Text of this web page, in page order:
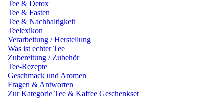
Tee & Detox
Tee & Fasten
Tee & Nachhaltigkeit
Teelexikon
Verarbeitung / Herstellung
Was ist echter Tee
Zubereitung / Zubehör
Tee-Rezepte
Geschmack und Aromen
Fragen & Antworten
Zur Kategorie Tee & Kaffee Geschenkset